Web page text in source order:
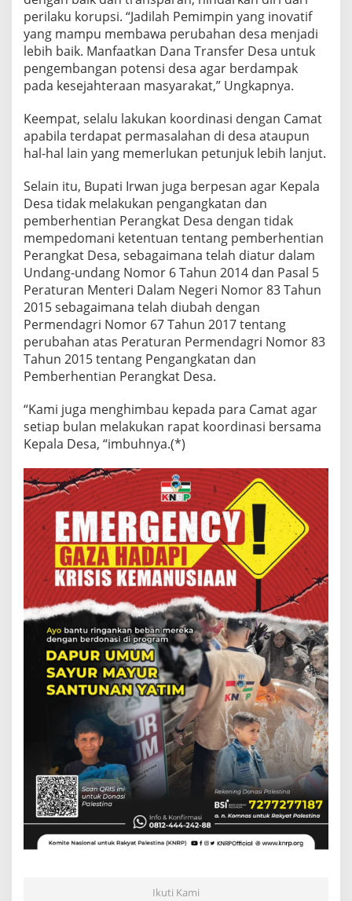
perilaku korupsi. “Jadilah Pemimpin yang inovatif
yang mampu membawa perubahan desa menjadi
lebih baik. Manfaatkan Dana Transfer Desa untuk
pengembangan potensi desa agar berdampak
pada kesejahteraan masyarakat,” Ungkapnya.
Keempat, selalu lakukan koordinasi dengan Camat
apabila terdapat permasalahan di desa ataupun
hal-hal lain yang memerlukan petunjuk lebih lanjut.
Selain itu, Bupati Irwan juga berpesan agar Kepala
Desa tidak melakukan pengangkatan dan
pemberhentian Perangkat Desa dengan tidak
mempedomani ketentuan tentang pemberhentian
Perangkat Desa, sebagaimana telah diatur dalam
Undang-undang Nomor 6 Tahun 2014 dan Pasal 5
Peraturan Menteri Dalam Negeri Nomor 83 Tahun
2015 sebagaimana telah diubah dengan
Permendagri Nomor 67 Tahun 2017 tentang
perubahan atas Peraturan Permendagri Nomor 83
Tahun 2015 tentang Pengangkatan dan
Pemberhentian Perangkat Desa.
“Kami juga menghimbau kepada para Camat agar
setiap bulan melakukan rapat koordinasi bersama
Kepala Desa, “imbuhnya.(*)
Ikuti Kami